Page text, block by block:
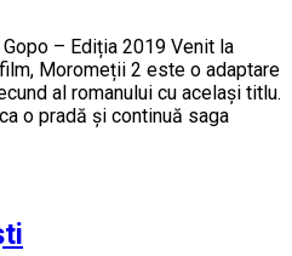
– Ediția 2019 Venit la
Moromeții 2 este o adaptare
al romanului cu același titlu.
o pradă și continuă saga